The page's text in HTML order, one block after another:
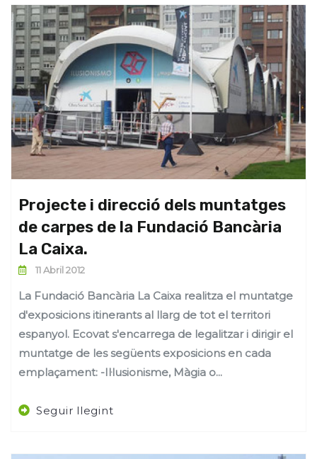
Projecte i direcció dels muntatges
de carpes de la Fundació Bancària
La Caixa.
11 Abril 2012
La Fundació Bancària La Caixa realitza el muntatge
d'exposicions itinerants al llarg de tot el territori
espanyol. Ecovat s'encarrega de legalitzar i dirigir el
muntatge de les següents exposicions en cada
emplaçament: -Il·lusionisme, Màgia o...
Seguir llegint